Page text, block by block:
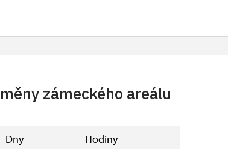
zámeckého areálu
Dny
Hodiny